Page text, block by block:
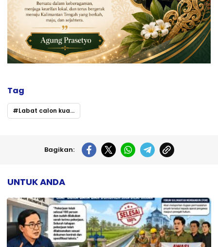
Tag
Labat calon kuat wakil gubernur kalteng
Bagikan:
UNTUK ANDA